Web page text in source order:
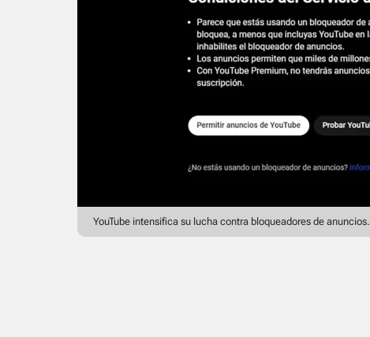
YouTube intensifica su lucha contra bloqueadores de anuncios.